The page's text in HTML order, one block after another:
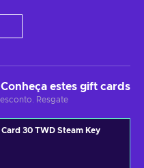
estes gift cards
Resgate
30 TWD Steam Key